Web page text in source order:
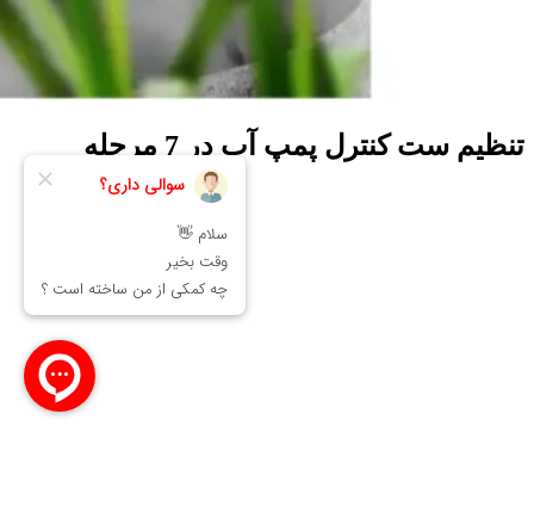
تنظیم ست کنترل پمپ آب در 7 مرحله